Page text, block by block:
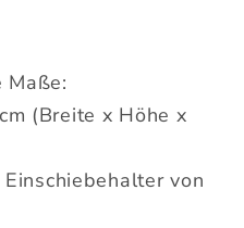
Maße:
(Breite x Höhe x
von